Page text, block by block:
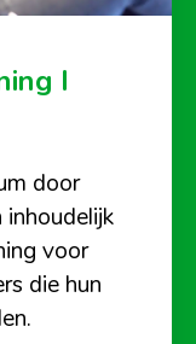
I
door
voor
die hun